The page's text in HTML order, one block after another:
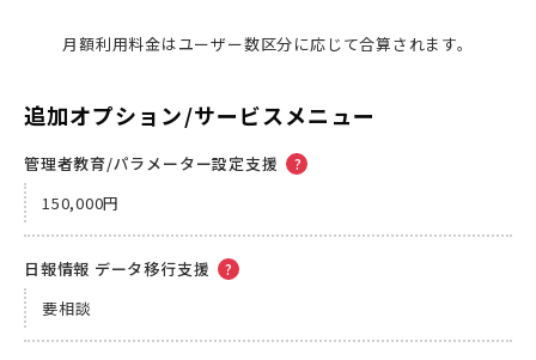
月額利用料金​はユーザー数区分に応じて合算されます。
追加オプション/サービスメニュー
管理者教育/パラメーター設定支援
150,000円
日報情報 データ移行支援
要相談